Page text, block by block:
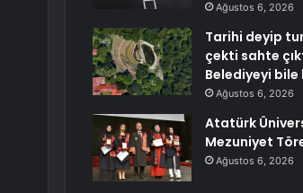
Ağustos 6, 2026
Tarihi deyip
çekti sahte
Belediyeyi bile
Ağustos 6, 2026
Atatürk
Mezuniyet
Ağustos 6, 2026